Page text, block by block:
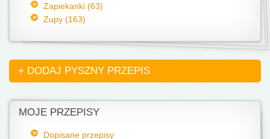
Zapiekanki (63)
Zupy (163)
+ DODAJ PYSZNY PRZEPIS
MOJE PRZEPISY
Dopisane przepisy